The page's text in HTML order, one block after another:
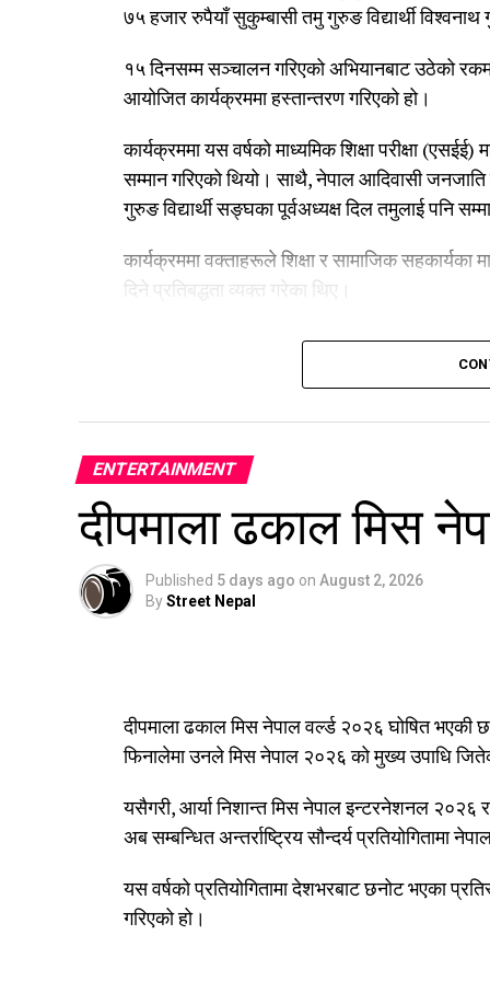
७५ हजार रुपैयाँ सुकुम्बासी तमु गुरुङ विद्यार्थी
१५ दिनसम्म सञ्चालन गरिएको अभियानबाट उठेको
आयोजित कार्यक्रममा हस्तान्तरण गरिएको हो।
कार्यक्रममा यस वर्षको माध्यमिक शिक्षा परीक्षा
सम्मान गरिएको थियो। साथै, नेपाल आदिवासी जनजाति
गुरुङ विद्यार्थी सङ्घका पूर्वअध्यक्ष दिल तमुलाई पनि
कार्यक्रममा वक्ताहरूले शिक्षा र सामाजिक सहकार्यका
दिने प्रतिबद्धता व्यक्त गरेका थिए।
ENTERTAINMENT
दीपमाला ढकाल मिस
Published 5 days ago on August 2, 2026
ByStreet Nepal
दीपमाला ढकाल मिस नेपाल वर्ल्ड २०२६ घोषित
फिनालेमा उनले मिस नेपाल २०२६ को मुख्य उपाधि
यसैगरी, आर्या निशान्त मिस नेपाल इन्टरनेशनल
अब सम्बन्धित अन्तर्राष्ट्रिय सौन्दर्य प्रतियोगितामा
यस वर्षको प्रतियोगितामा देशभरबाट छनोट भएका
गरिएको हो।